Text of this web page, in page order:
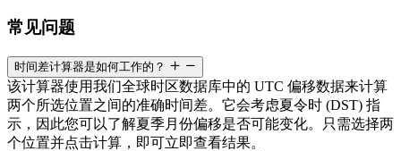
常见问题
时间差计算器是如何工作的？
该计算器使用我们全球时区数据库中的 UTC 偏移数据来计算
两个所选位置之间的准确时间差。它会考虑夏令时 (DST) 指
示，因此您可以了解夏季月份偏移是否可能变化。只需选择两
个位置并点击计算，即可立即查看结果。